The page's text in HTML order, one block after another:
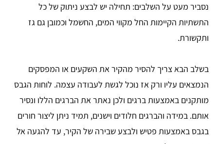
נסביר מעט על השלבים: תחילה יש לבצע ניתוק של כל
התשתיות הקיימות החל מקווי המים, החשמל וכמובן גם גז
ותקשורת.
בשלב הבא צריך להסיר מהקיר את השקעים או המפסקים
הנמצאים עליו ורק אז נוכל לגשת לעבודה עצמה. לוחות הגבס
מותקנים באמצעות ברגים ולכן נאתר את הברגים הללו ונסיר
אותם. במידה והברגים חלודים וישנים, תמיד ניתן ליצור חורים
בגבס באמצעות פטיש ולבצע שבירה של הקיר, עד להגעה אל